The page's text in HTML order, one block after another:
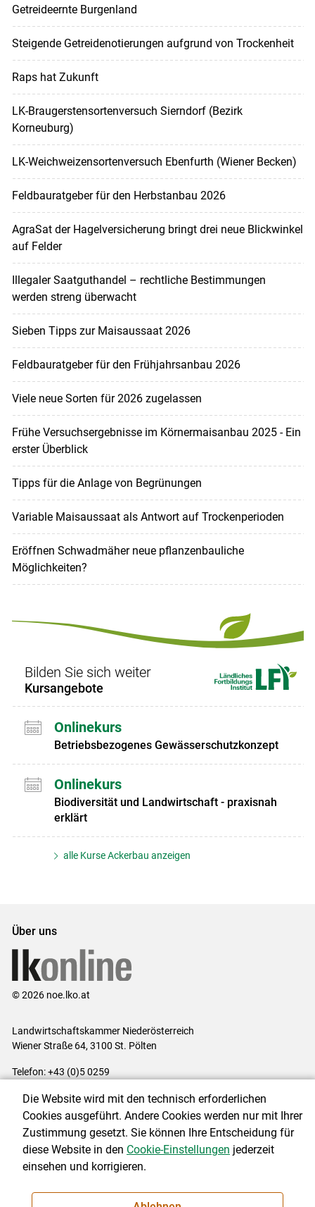
Getreideernte Burgenland
Steigende Getreidenotierungen aufgrund von Trockenheit
Raps hat Zukunft
LK-Braugerstensortenversuch Sierndorf (Bezirk
Korneuburg)
LK-Weichweizensortenversuch Ebenfurth (Wiener Becken)
Feldbauratgeber für den Herbstanbau 2026
AgraSat der Hagelversicherung bringt drei neue Blickwinkel
auf Felder
Illegaler Saatguthandel – rechtliche Bestimmungen
werden streng überwacht
Sieben Tipps zur Maisaussaat 2026
Feldbauratgeber für den Frühjahrsanbau 2026
Viele neue Sorten für 2026 zugelassen
Frühe Versuchsergebnisse im Körnermaisanbau 2025 - Ein
erster Überblick
Tipps für die Anlage von Begrünungen
Variable Maisaussaat als Antwort auf Trockenperioden
Eröffnen Schwadmäher neue pflanzenbauliche
Möglichkeiten?
Bilden Sie sich weiter
Kursangebote
Onlinekurs
Betriebsbezogenes Gewässerschutzkonzept
Onlinekurs
Biodiversität und Landwirtschaft - praxisnah
erklärt
alle Kurse Ackerbau anzeigen
Über uns
© 2026 noe.lko.at
Landwirtschaftskammer Niederösterreich
Wiener Straße 64, 3100 St. Pölten
Telefon: +43 (0)5 0259
Impressum|Kontakt|Datenschutzerklärung|Barrierefreiheit|
Cookie-Einstellungen
NEWSLETTER
Die Website wird mit den technisch erforderlichen
Cookies ausgeführt. Andere Cookies werden nur mit Ihrer
Zustimmung gesetzt. Sie können Ihre Entscheidung für
diese Website in den Cookie-Einstellungen jederzeit
einsehen und korrigieren.